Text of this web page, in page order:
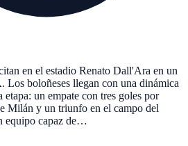
en el estadio Renato Dall'Ara en un
Los boloñeses llegan con una dinámica
un empate con tres goles por
Milán y un triunfo en el campo del
equipo capaz de…